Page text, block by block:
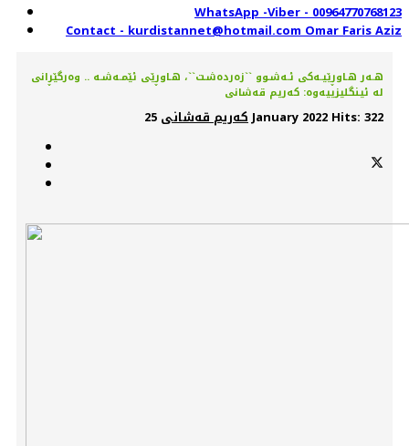
WhatsApp -Viber - 00964770768123
Contact - kurdistannet@hotmail.com Omar Faris Aziz
هـەر هـاوڕێیـەکی ئـەشـوو ``زەردەشـت``، هـاوڕێی ئێمـەشـە .. وەرگێڕانی
لە ئینگلیزییەوە: کەریم قەشانی
کەریم قەشانی25 January 2022 Hits: 322